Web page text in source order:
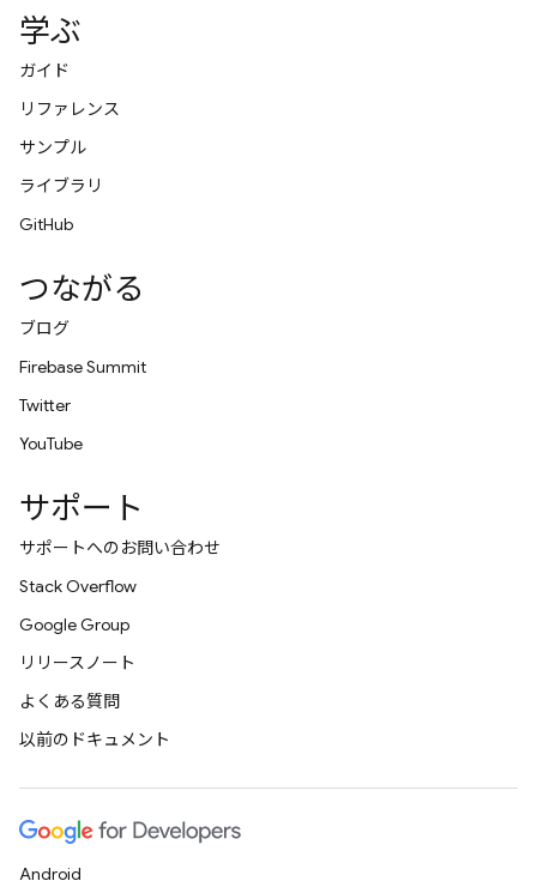
学ぶ
ガイド
リファレンス
サンプル
ライブラリ
GitHub
つながる
ブログ
Firebase Summit
Twitter
YouTube
サポート
サポートへのお問い合わせ
Stack Overflow
Google Group
リリースノート
よくある質問
以前のドキュメント
Android